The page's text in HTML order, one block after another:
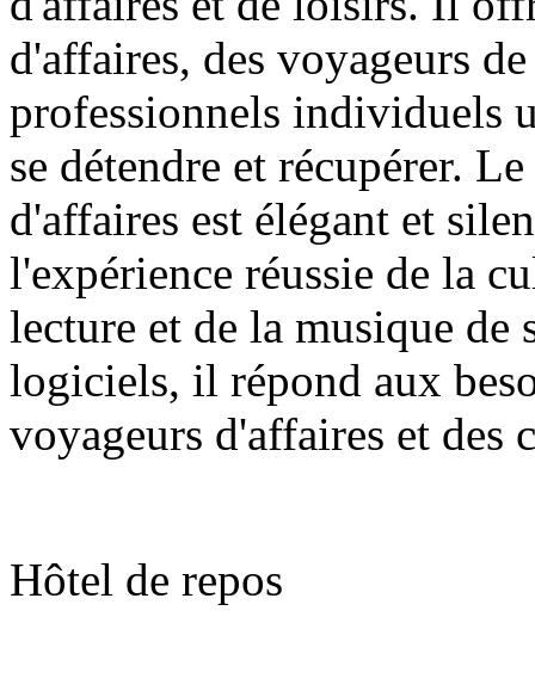
d'affaires, des voyageurs
professionnels individuels
se détendre et récupérer.
d'affaires est élégant et
l'expérience réussie de la
lecture et de la musique
logiciels, il répond aux
voyageurs d'affaires et des
Hôtel de repos